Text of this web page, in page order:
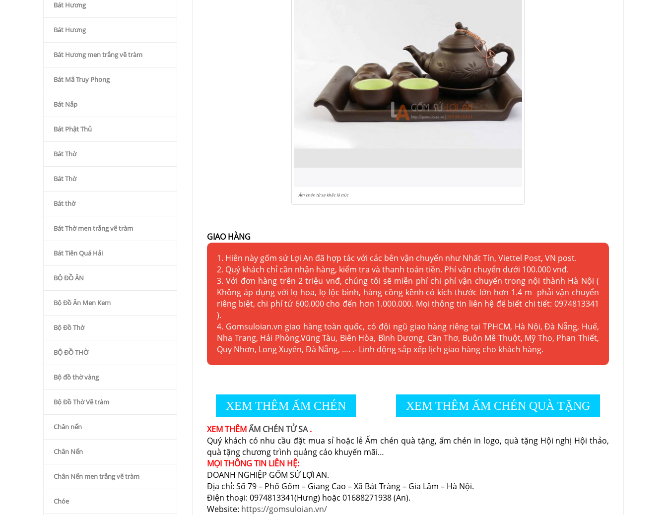
Bát Hương
Bát Hương
Bát Hương men trắng vẽ tràm
Bát Mã Truy Phong
Bát Nắp
Bát Phật Thủ
Bát Thờ
Bát Thờ
Bát thờ
Bát Thờ men trắng vẽ tràm
Bát Tiên Quá Hải
BỘ ĐỒ ĂN
Bộ Đồ Ăn Men Kem
Bộ Đồ Thờ
BỘ ĐỒ THỜ
Bộ đồ thờ vàng
Bộ Đồ Thờ Vẽ tràm
Chân nến
Chân Nến
Chân Nến men trắng vẽ tràm
Chóe
Ấm chén tử sa khắc lá trúc
GIAO HÀNG
1. Hiên này gốm sứ Lợi An đã hợp tác với các bên vận chuyển như Nhất Tín, Viettel Post, VN post.
2. Quý khách chỉ cần nhận hàng, kiểm tra và thanh toán tiền. Phí vận chuyển dưới 100.000 vnđ.
3. Với đơn hàng trên 2 triệu vnđ, chúng tôi sẽ miễn phí chi phí vận chuyển trong nội thành Hà Nội (
Không áp dụng với lọ hoa, lọ lộc bình, hàng cồng kềnh có kích thước lớn hơn 1.4 m phải vận chuyển
riêng biệt, chi phí tử 600.000 cho đến hơn 1.000.000. Mọi thông tin liên hệ để biết chi tiết: 0974813341
).
4. Gomsuloian.vn giao hàng toàn quốc, có đội ngũ giao hàng riêng tại TPHCM, Hà Nội, Đà Nẵng, Huế,
Nha Trang, Hải Phòng,Vũng Tàu, Biên Hòa, Bình Dương, Cần Thơ, Buôn Mê Thuột, Mỹ Tho, Phan Thiết,
Quy Nhơn, Long Xuyên, Đà Nẵng, …. .- Linh động sắp xếp lịch giao hàng cho khách hàng.
XEM THÊM ẤM CHÉN XEM THÊM ẤM CHÉN QUÀ TẶNG
XEM THÊMẤM CHÉN TỬ SA.
Quý khách có nhu cầu đặt mua sỉ hoặc lẻ Ấm chén quà tặng, ấm chén in logo, quà tặng Hội nghị Hội thảo,
quà tặng chương trình quảng cáo khuyến mãi…
MỌI THÔNG TIN LIÊN HỆ:
DOANH NGHIỆP GỐM SỨ LỢI AN.
Địa chỉ: Số 79 – Phố Gốm – Giang Cao – Xã Bát Tràng – Gia Lâm – Hà Nội.
Điện thoại: 0974813341(Hưng) hoặc 01688271938 (An).
Website: https://gomsuloian.vn/